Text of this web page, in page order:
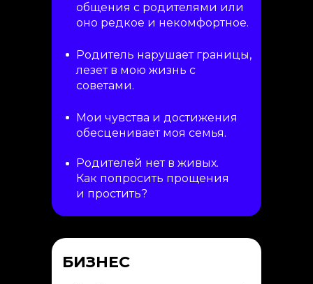
общения с родителями или
оно редкое и некомфортное.
Родитель нарушает границы,
лезет в мою жизнь с
советами.
Мои чувства и достижения
обесценивает моя семья.
Родителей нет в живых.
Как попросить прощения
и простить?
БИЗНЕС